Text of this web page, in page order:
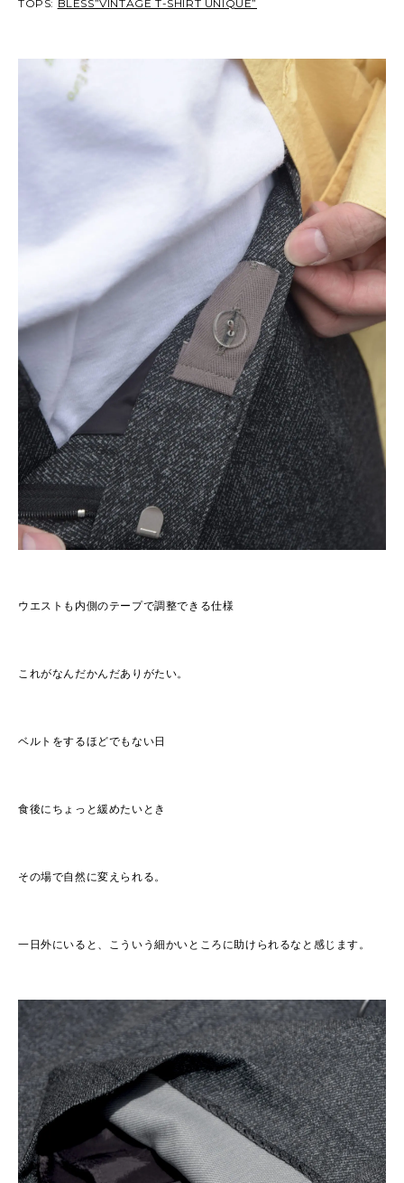
TOPS: BLESS”VINTAGE T-SHIRT UNIQUE”
ウエストも内側のテープで調整できる仕様
これがなんだかんだありがたい。
ベルトをするほどでもない日
食後にちょっと緩めたいとき
その場で自然に変えられる。
一日外にいると、こういう細かいところに助けられるなと感じます。